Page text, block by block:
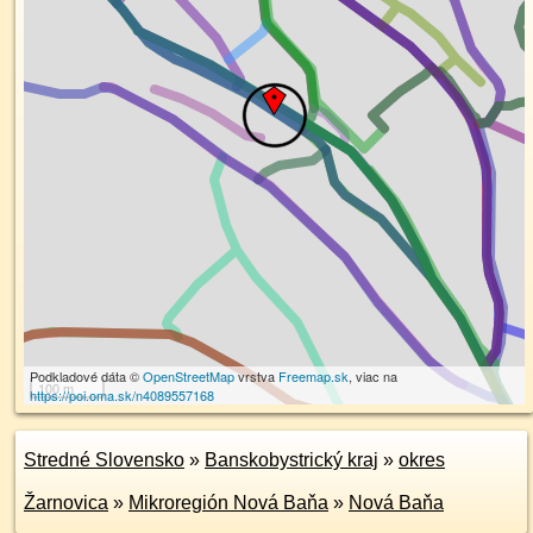
100 m
Podkladové dáta ©OpenStreetMapvrstva Freemap.sk, viac na
https://poi.oma.sk/n4089557168
Stredné Slovensko » Banskobystrický kraj » okres
Žarnovica » Mikroregión Nová Baňa » Nová Baňa